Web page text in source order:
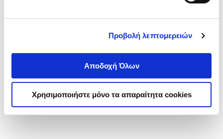
Προβολή λεπτομερειών
Αποδοχή Όλων
Χρησιμοποιήστε μόνο τα απαραίτητα cookies